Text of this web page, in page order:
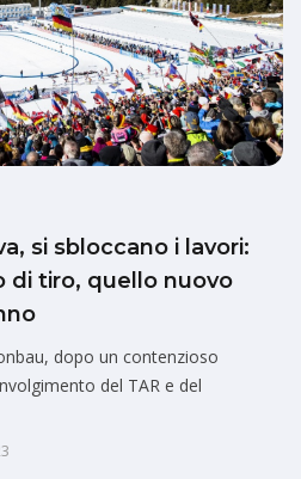
si sbloccano i lavori:
di tiro, quello nuovo
dopo un contenzioso
del TAR e del